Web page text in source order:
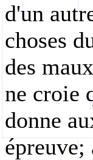
d'un
choses
des
ne croie
donne
épreuve;